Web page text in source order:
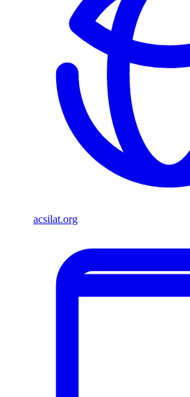
acsilat.org